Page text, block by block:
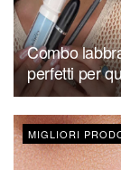
Combo
perfetti per
MIGLIORI